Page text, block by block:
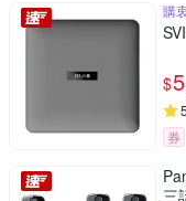
購
$
5
券
三